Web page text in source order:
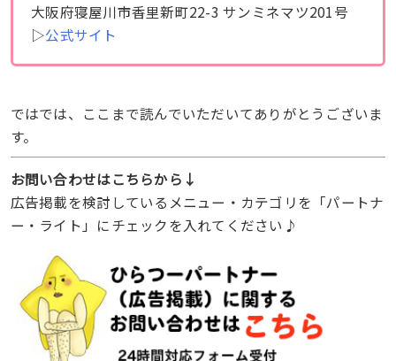
大阪府寝屋川市香里新町22-3 サンミネマツ201号
▷公式サイト
ではでは、ここまで読んでいただいてありがとうございま
す。
お問い合わせはこちらから↓
広告掲載を検討しているメニュー・カテゴリを「パートナ
ー・ライト」にチェックを入れてください♪